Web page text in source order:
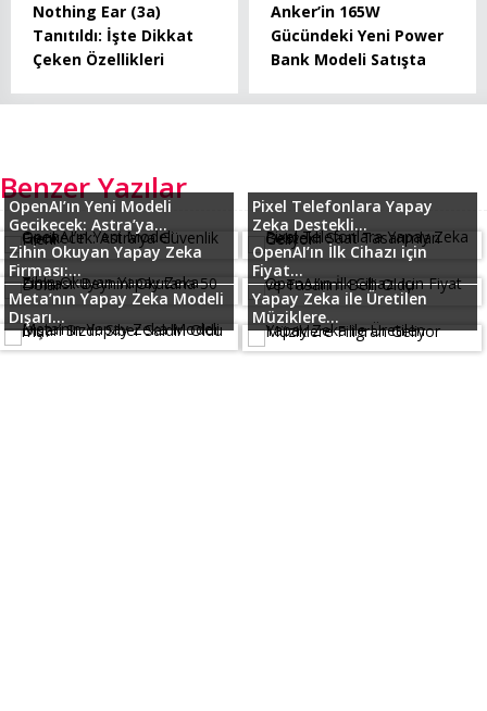
Nothing Ear (3a)
Tanıtıldı: İşte Dikkat
Çeken Özellikleri
Anker’in 165W
Gücündeki Yeni Power
Bank Modeli Satışta
Benzer Yazılar
OpenAI’ın Yeni Modeli
Gecikecek: Astra’ya...
Pixel Telefonlara Yapay
Zeka Destekli...
Zihin Okuyan Yapay Zeka
Firması:...
OpenAI’ın İlk Cihazı için
Fiyat...
Meta’nın Yapay Zeka Modeli
Dışarı...
Yapay Zeka ile Üretilen
Müziklere...